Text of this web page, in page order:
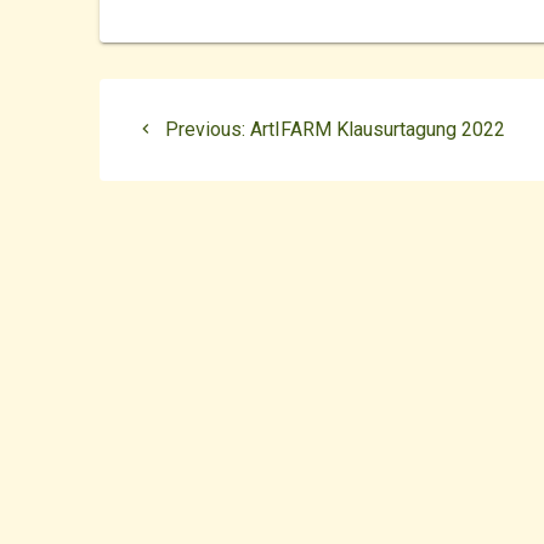
Previous: Previous
ArtIFARM Klausurtagung 2022